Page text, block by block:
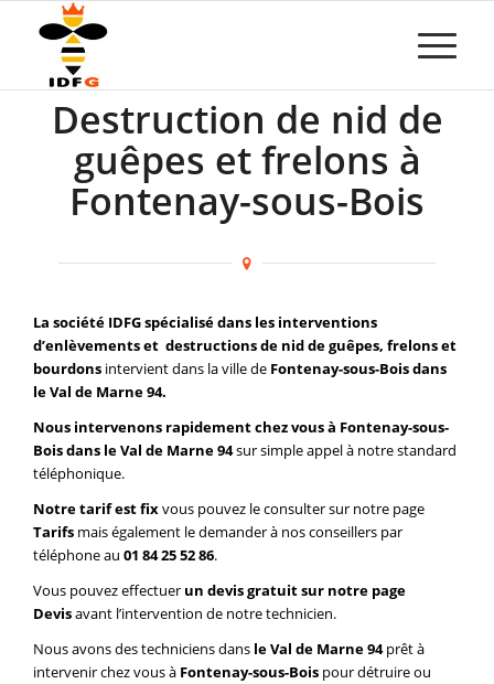
Destruction de nid de
guêpes et frelons à
Fontenay-sous-Bois
La société IDFG spécialisé dans les interventions
d’enlèvements et destructions de nid de guêpes, frelons et
bourdons intervient dans la ville de Fontenay-sous-Bois dans
le Val de Marne 94.
Nous intervenons rapidement chez vous à Fontenay-sous-
Bois dans le Val de Marne 94sur simple appel à notre standard
téléphonique.
Notre tarif est fixvous pouvez le consulter sur notre page
Tarifs mais également le demander à nos conseillers par
téléphone au 01 84 25 52 86.
Vous pouvez effectuer un devis gratuit sur notre page
Devisavant l’intervention de notre technicien.
Nous avons des techniciens dans le Val de Marne 94prêt à
intervenir chez vous à Fontenay-sous-Bois pour détruire ou